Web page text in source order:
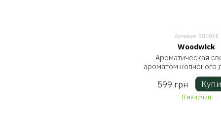
Артикул: 98106E
Woodwick
Ароматическая
ароматом копченого
яблочной кожуры
Fireside 85 г
599 грн
В наличии